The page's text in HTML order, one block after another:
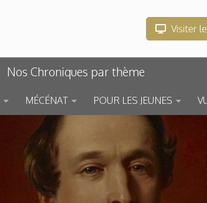
Visiter
Nos Chroniques par thème
MÉCÉNAT POUR LES JEUNES